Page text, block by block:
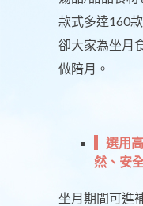
款式多達160
卻大家為坐月
做陪月。
選用
然、安
坐月期間可進